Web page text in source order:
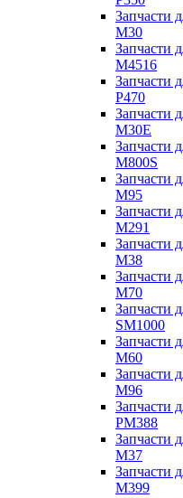
Запчасти
M30
Запчасти
M4516
Запчасти
P470
Запчасти
M30E
Запчасти
M800S
Запчасти
M95
Запчасти
M291
Запчасти
M38
Запчасти
M70
Запчасти
SM1000
Запчасти
M60
Запчасти
M96
Запчасти
PM388
Запчасти
M37
Запчасти
M399